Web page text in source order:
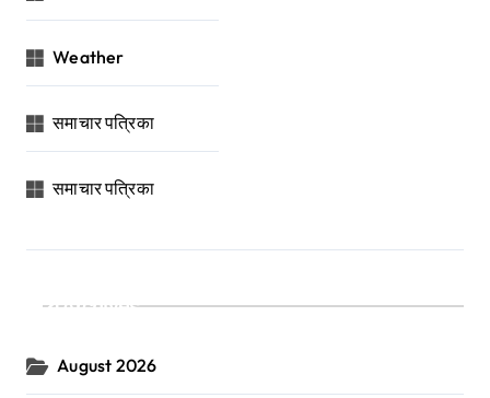
Weather
समाचार पत्रिका
समाचार पत्रिका
Archives
August 2026